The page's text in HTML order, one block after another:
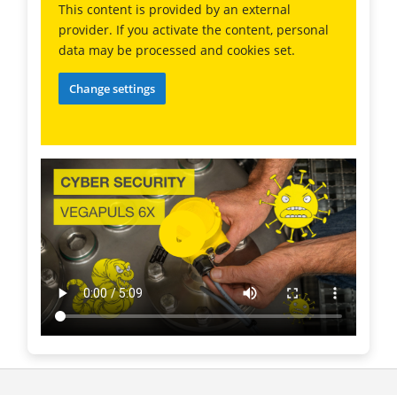
This content is provided by an external
provider. If you activate the content, personal
data may be processed and cookies set.
Change settings